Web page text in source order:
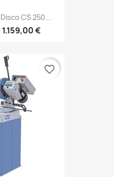
CS 250...
1.159,00 €
favorite_border